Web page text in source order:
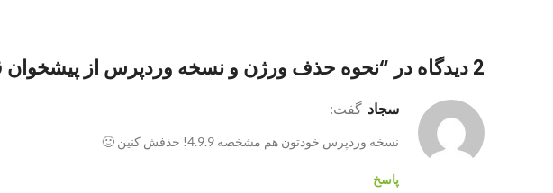
2 دیدگاه در “ نحوه حذف ورژن و نسخه وردپرس از
سجاد گفت:
نسخه وردپرس خودتون هم مشخصه 4.9.9! حذفش کنین 🙂
پاسخ